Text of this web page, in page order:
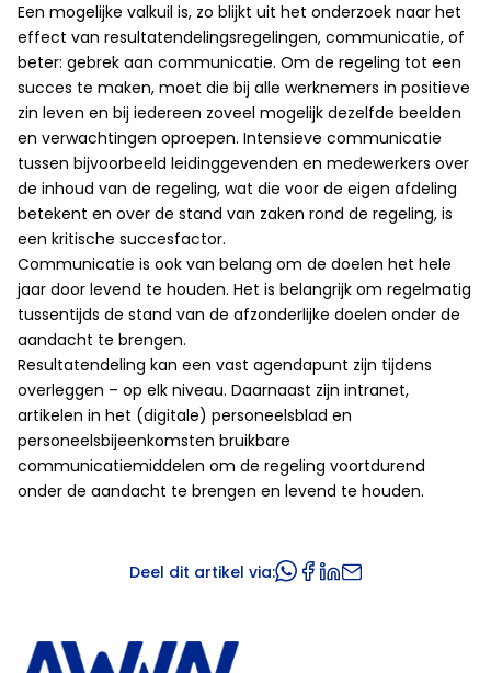
Een mogelijke valkuil is, zo blijkt uit het onderzoek naar het
effect van resultatendelingsregelingen, communicatie, of
beter: gebrek aan communicatie. Om de regeling tot een
succes te maken, moet die bij alle werknemers in positieve
zin leven en bij iedereen zoveel mogelijk dezelfde beelden
en verwachtingen oproepen. Intensieve communicatie
tussen bijvoorbeeld leidinggevenden en medewerkers over
de inhoud van de regeling, wat die voor de eigen afdeling
betekent en over de stand van zaken rond de regeling, is
een kritische succesfactor.
Communicatie is ook van belang om de doelen het hele
jaar door levend te houden. Het is belangrijk om regelmatig
tussentijds de stand van de afzonderlijke doelen onder de
aandacht te brengen.
Resultatendeling kan een vast agendapunt zijn tijdens
overleggen – op elk niveau. Daarnaast zijn intranet,
artikelen in het (digitale) personeelsblad en
personeelsbijeenkomsten bruikbare
communicatiemiddelen om de regeling voortdurend
onder de aandacht te brengen en levend te houden.
Deel dit artikel via: